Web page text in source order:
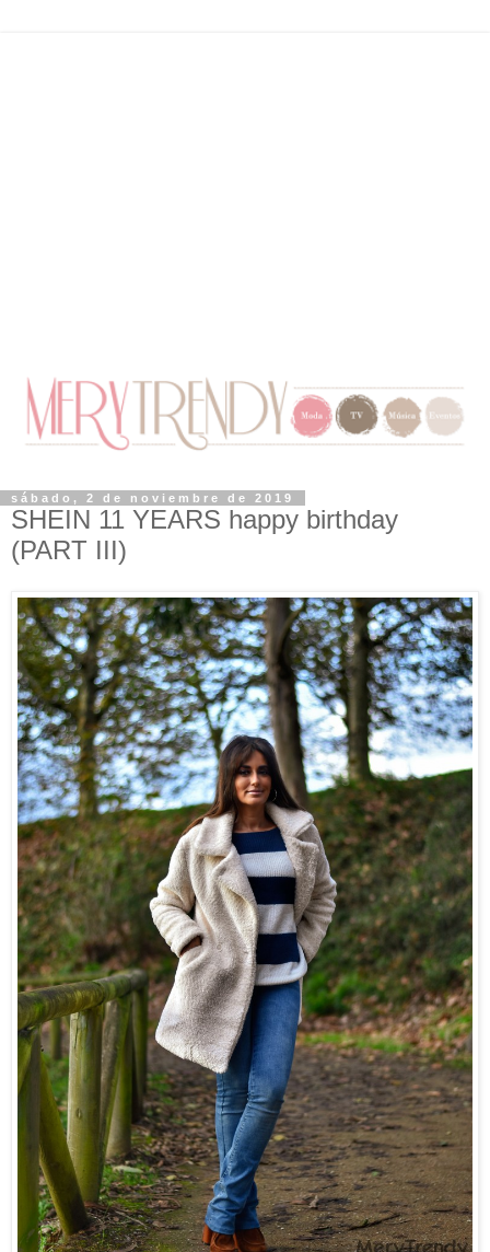
sábado, 2 de noviembre de 2019
SHEIN 11 YEARS happy birthday
(PART III)